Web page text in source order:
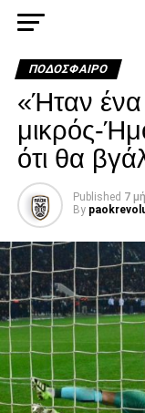
ΠΟΔΌΣΦΑΙΡΟ
«Ήταν ένα
μικρός-
ότι θα
Published 7
By